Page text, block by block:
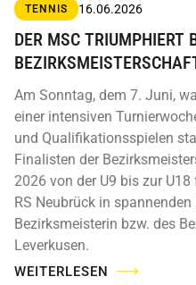
TENNIS 16.06.2026
DER MSC TRIUMPHIERT
Am Sonntag, dem 7. Juni,
einer intensiven
und Qualifikationsspielen
Finalisten der
2026 von der U9 bis zur
RS Neubrück in
Bezirksmeisterin bzw. des
Leverkusen.
WEITERLESEN